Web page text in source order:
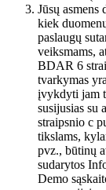
Jūsų asmens
kiek
paslaugų
veiksmams,
BDAR 6
tvarkymas
įvykdyti jam
susijusias su
straipsnio c
tikslams,
pvz., būtinų
sudarytos
Demo